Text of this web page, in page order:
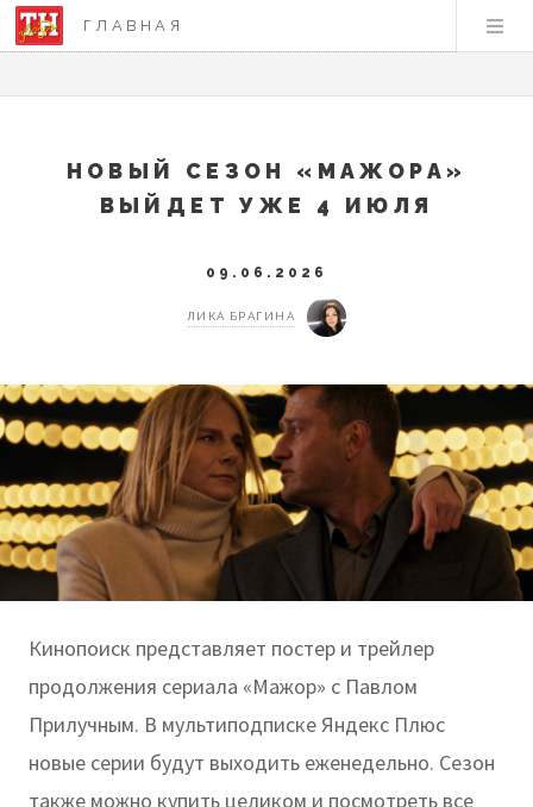
ГЛАВНАЯ
НОВЫЙ СЕЗОН «МАЖОРА»
ВЫЙДЕТ УЖЕ 4 ИЮЛЯ
09.06.2026
ЛИКА БРАГИНА
Кинопоиск представляет постер и трейлер
продолжения сериала «Мажор» с Павлом
Прилучным. В мультиподписке Яндекс Плюс
новые серии будут выходить еженедельно. Сезон
также можно купить целиком и посмотреть все